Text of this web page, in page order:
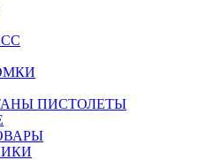
ПИСТОЛЕТЫ